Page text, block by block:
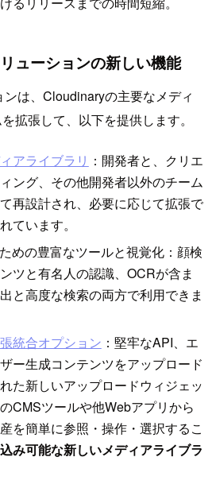
ューションの新しい機能
は、Cloudinaryの主要なメディ
拡張して、以下を提供します。
アライブラリ ：開発者と、クリエ
ング、その他開発者以外のチーム
再設計され、必要に応じて拡張で
ています。
めの豊富なツールと視覚化：顔検
ツと有名人の認識、OCRが含ま
と高度な検索の両方で利用できま
統合オプション ：堅牢なAPI、エ
ー生成コンテンツをアップロード
た新しいアップロードウィジェッ
CMSツールや他Webアプリから
を簡単に参照・操作・選択するこ
み可能な新しいメディアライブラ